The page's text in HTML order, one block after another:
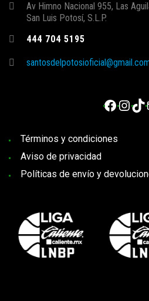
Av Himno Nacional 955, Las
San Luis Potosí, S.L.P.
444 704 5195
Términos y condiciones
Aviso de privacidad
Políticas de envío y